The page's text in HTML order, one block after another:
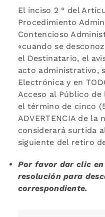
El inciso 2 ° del
Procedimiento
Contencioso
«cuando se
el Destinatario, el
acto administrativo,
Electrónica y en
Acceso al Público
el término de cinco
ADVERTENCIA de
considerará surtida
siguiente del retiro
Por favor dar clic
resolución para
correspondiente.